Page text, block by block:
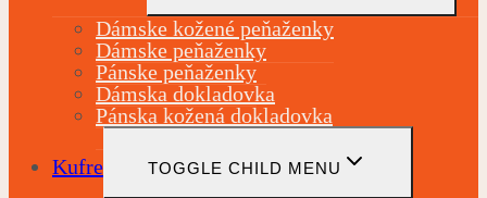
Dámske kožené peňaženky
Dámske peňaženky
Pánske peňaženky
Dámska dokladovka
Pánska kožená dokladovka
Kufre TOGGLE CHILD MENU